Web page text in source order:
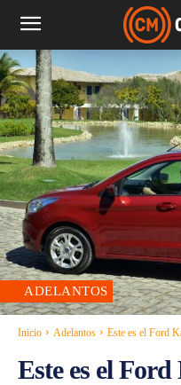
ADELANTOS
Inicio Adelantos Este es el Ford
Este es el